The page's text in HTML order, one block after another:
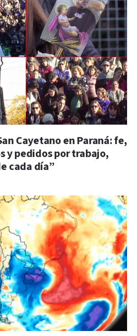
Cayetano en Paraná: fe,
y pedidos por trabajo,
cada día”